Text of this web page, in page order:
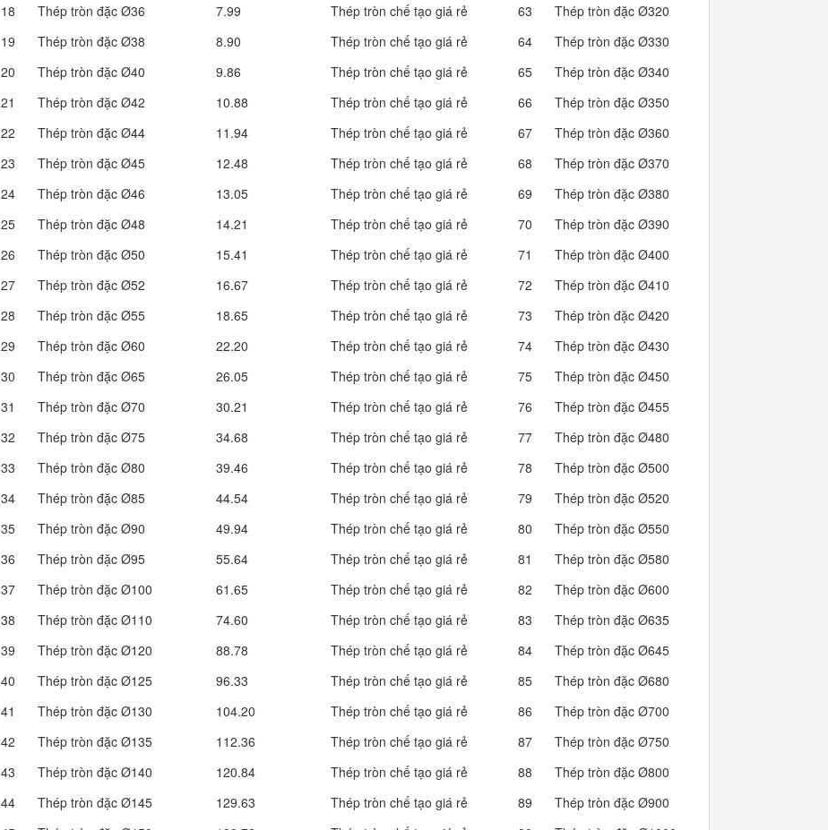
18
Thép tròn đặc Ø36 7.99 Thép tròn chế tạo giá rẻ 63 Thép tròn đặc Ø320
19
Thép tròn đặc Ø38 8.90 Thép tròn chế tạo giá rẻ 64 Thép tròn đặc Ø330
20
Thép tròn đặc Ø40 9.86 Thép tròn chế tạo giá rẻ 65 Thép tròn đặc Ø340
21
Thép tròn đặc Ø42 10.88 Thép tròn chế tạo giá rẻ 66 Thép tròn đặc Ø350
22
Thép tròn đặc Ø44 11.94 Thép tròn chế tạo giá rẻ 67 Thép tròn đặc Ø360
23
Thép tròn đặc Ø45 12.48 Thép tròn chế tạo giá rẻ 68 Thép tròn đặc Ø370
24
Thép tròn đặc Ø46 13.05 Thép tròn chế tạo giá rẻ 69 Thép tròn đặc Ø380
25
Thép tròn đặc Ø48 14.21 Thép tròn chế tạo giá rẻ 70 Thép tròn đặc Ø390
26
Thép tròn đặc Ø50 15.41 Thép tròn chế tạo giá rẻ 71 Thép tròn đặc Ø400
27
Thép tròn đặc Ø52 16.67 Thép tròn chế tạo giá rẻ 72 Thép tròn đặc Ø410
28
Thép tròn đặc Ø55 18.65 Thép tròn chế tạo giá rẻ 73 Thép tròn đặc Ø420
29
Thép tròn đặc Ø60 22.20 Thép tròn chế tạo giá rẻ 74 Thép tròn đặc Ø430
30
Thép tròn đặc Ø65 26.05 Thép tròn chế tạo giá rẻ 75 Thép tròn đặc Ø450
31
Thép tròn đặc Ø70 30.21 Thép tròn chế tạo giá rẻ 76 Thép tròn đặc Ø455
32
Thép tròn đặc Ø75 34.68 Thép tròn chế tạo giá rẻ 77 Thép tròn đặc Ø480
33
Thép tròn đặc Ø80 39.46 Thép tròn chế tạo giá rẻ 78 Thép tròn đặc Ø500
34
Thép tròn đặc Ø85 44.54 Thép tròn chế tạo giá rẻ 79 Thép tròn đặc Ø520
35
Thép tròn đặc Ø90 49.94 Thép tròn chế tạo giá rẻ 80 Thép tròn đặc Ø550
36
Thép tròn đặc Ø95 55.64 Thép tròn chế tạo giá rẻ 81 Thép tròn đặc Ø580
37
Thép tròn đặc Ø100 61.65 Thép tròn chế tạo giá rẻ 82 Thép tròn đặc Ø600
38
Thép tròn đặc Ø110 74.60 Thép tròn chế tạo giá rẻ 83 Thép tròn đặc Ø635
39
Thép tròn đặc Ø120 88.78 Thép tròn chế tạo giá rẻ 84 Thép tròn đặc Ø645
40
Thép tròn đặc Ø125 96.33 Thép tròn chế tạo giá rẻ 85 Thép tròn đặc Ø680
41
Thép tròn đặc Ø130 104.20 Thép tròn chế tạo giá rẻ 86 Thép tròn đặc Ø700
42
Thép tròn đặc Ø135 112.36 Thép tròn chế tạo giá rẻ 87 Thép tròn đặc Ø750
43
Thép tròn đặc Ø140 120.84 Thép tròn chế tạo giá rẻ 88 Thép tròn đặc Ø800
44
Thép tròn đặc Ø145 129.63 Thép tròn chế tạo giá rẻ 89 Thép tròn đặc Ø900